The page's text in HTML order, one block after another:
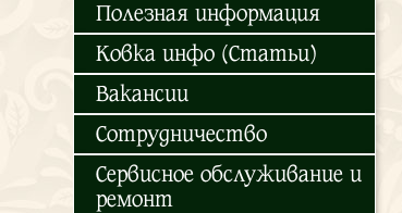
Полезная информация
Ковка инфо (Статьи)
Вакансии
Сотрудничество
Сервисное обслуживание и
ремонт